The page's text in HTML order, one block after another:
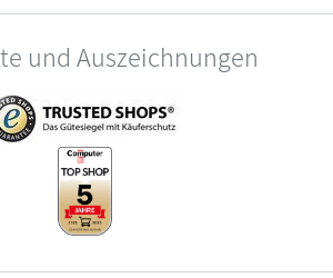
und Auszeichnungen